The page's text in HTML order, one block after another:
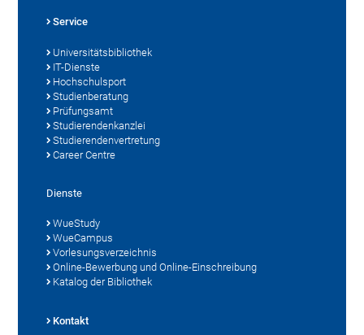
Service
Universitätsbibliothek
IT-Dienste
Hochschulsport
Studienberatung
Prüfungsamt
Studierendenkanzlei
Studierendenvertretung
Career Centre
Dienste
WueStudy
WueCampus
Vorlesungsverzeichnis
Online-Bewerbung und Online-Einschreibung
Katalog der Bibliothek
Kontakt